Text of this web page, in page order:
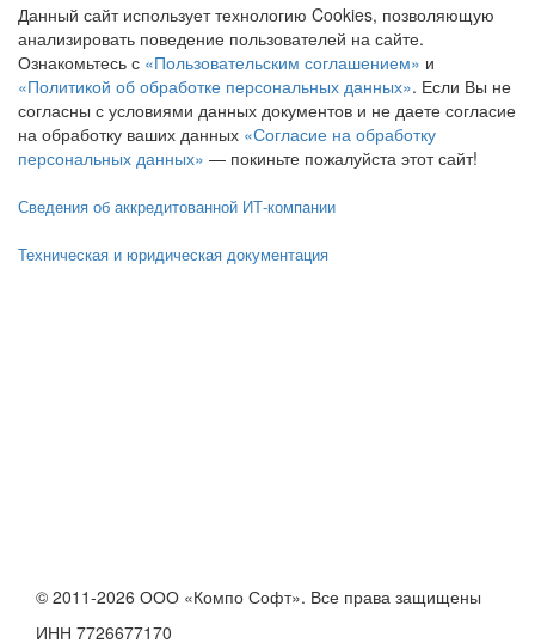
Данный сайт использует технологию Cookies, позволяющую
анализировать поведение пользователей на сайте.
Ознакомьтесь с «Пользовательским соглашением» и
«Политикой об обработке персональных данных». Если Вы не
согласны с условиями данных документов и не даете согласие
на обработку ваших данных «Согласие на обработку
персональных данных» — покиньте пожалуйста этот сайт!
Сведения об аккредитованной ИТ-компании
Техническая и юридическая документация
© 2011-2026 ООО «Компо Софт». Все права защищены
ИНН 7726677170